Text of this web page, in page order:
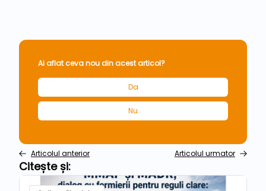
Ai aflat ceva nou din acest articol?
Da
Nu
Articolul anterior Articolul urmator
Citește și: